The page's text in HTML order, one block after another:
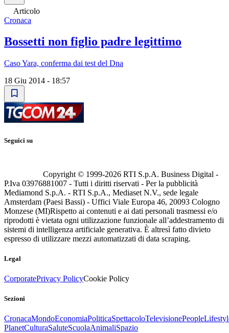
Articolo
Cronaca
Bossetti non figlio padre legittimo
Caso Yara, conferma dai test del Dna
18 Giu 2014 - 18:57
Seguici su
Copyright © 1999-2026 RTI S.p.A. Business Digital -
P.Iva 03976881007 - Tutti i diritti riservati - Per la pubblicità
Mediamond S.p.A. - RTI S.p.A., Mediaset N.V., sede legale
Amsterdam (Paesi Bassi) - Uffici Viale Europa 46, 20093 Cologno
Monzese (MI)Rispetto ai contenuti e ai dati personali trasmessi e/o
riprodotti è vietata ogni utilizzazione funzionale all’addestramento di
sistemi di intelligenza artificiale generativa. È altresì fatto divieto
espresso di utilizzare mezzi automatizzati di data scraping.
Legal
CorporatePrivacy PolicyCookie Policy
Sezioni
CronacaMondoEconomiaPoliticaSpettacoloTelevisionePeople
PlanetCulturaSaluteScuolaAnimaliSpazio